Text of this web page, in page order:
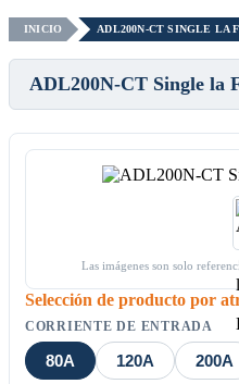
INICIO ADL200N-CT SINGLE LA
ADL200N-CT Single la
Las imágenes son solo
Selección de producto por
CORRIENTE DE ENTRADA
80A 120A 200A